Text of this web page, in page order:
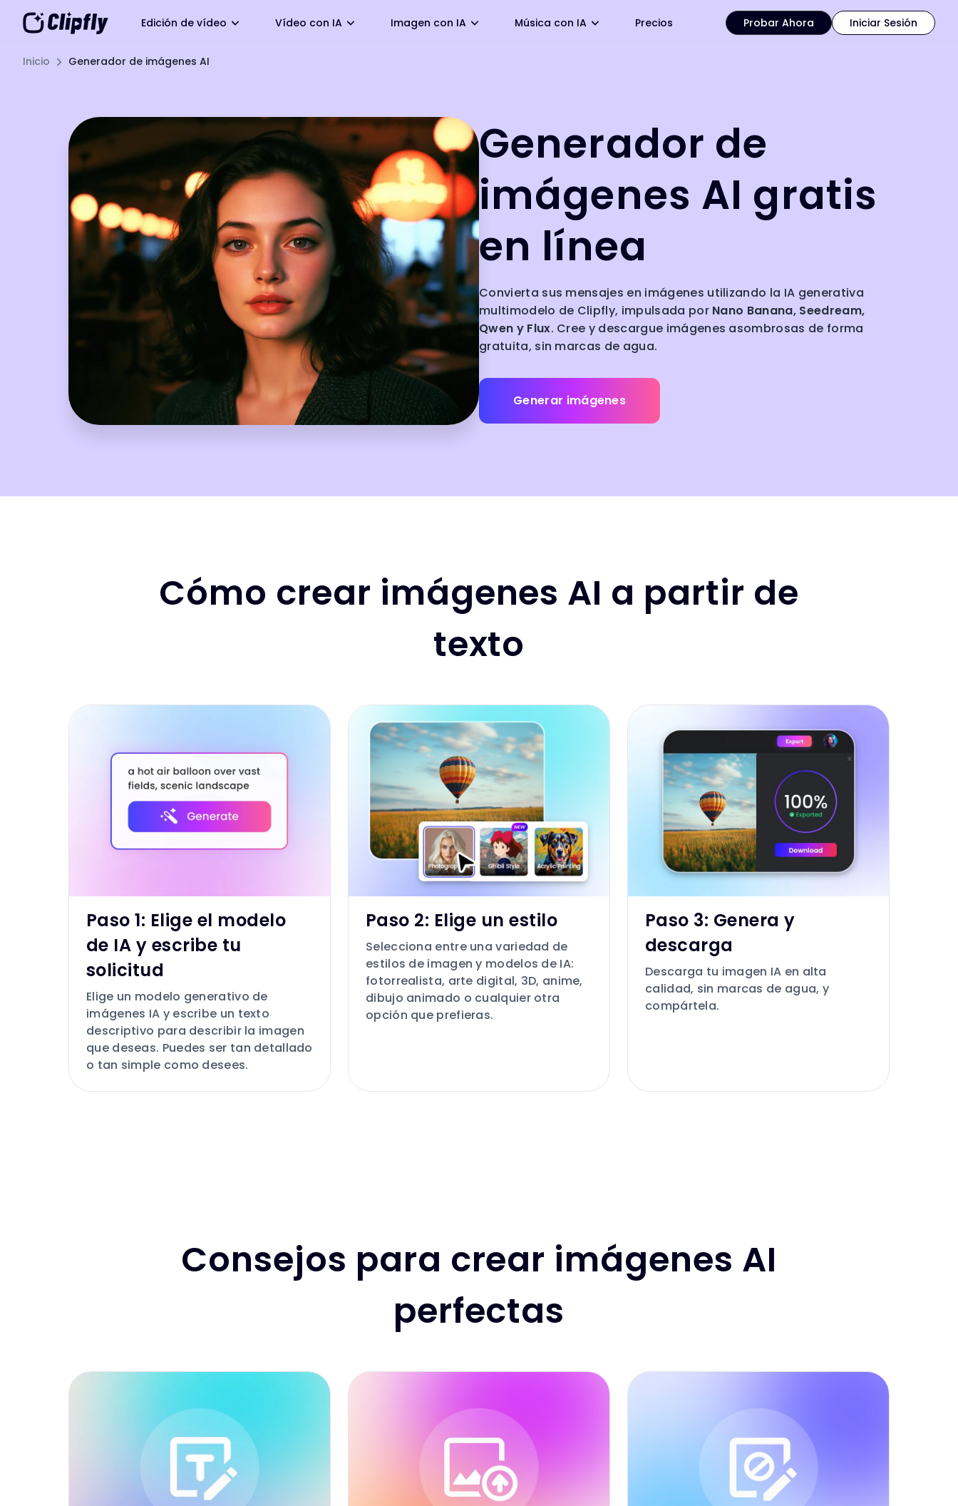
Edición de vídeo Vídeo con IA Imagen con IA Música con IA Precios Probar Ahora Iniciar Sesión
Inicio Generador de imágenes AI
Generador de
imágenes AI gratis
en línea
Convierta sus mensajes en imágenes utilizando la IA generativa
multimodelo de Clipfly, impulsada por Nano Banana, Seedream,
Qwen y Flux. Cree y descargue imágenes asombrosas de forma
gratuita, sin marcas de agua.
Generar imágenes
Cómo crear imágenes AI a partir de
texto
Paso 1: Elige el modelo
de IA y escribe tu
solicitud
Elige un modelo generativo de
imágenes IA y escribe un texto
descriptivo para describir la imagen
que deseas. Puedes ser tan detallado
o tan simple como desees.
Paso 2: Elige un estilo
Selecciona entre una variedad de
estilos de imagen y modelos de IA:
fotorrealista, arte digital, 3D, anime,
dibujo animado o cualquier otra
opción que prefieras.
Paso 3: Genera y
descarga
Descarga tu imagen IA en alta
calidad, sin marcas de agua, y
compártela.
Consejos para crear imágenes AI
perfectas